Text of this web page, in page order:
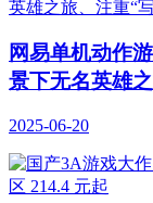
网易单机动作
景下无名英雄
2025-06-20